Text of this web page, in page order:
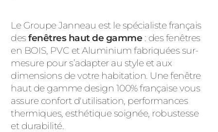
Le Groupe Janneau est le spécialiste français
desfenêtres haut de gamme : des fenêtres
en BOIS, PVC et Aluminium fabriquées sur-
mesure pour s’adapter au style et aux
dimensions de votre habitation. Une fenêtre
haut de gamme design 100% française vous
assure confort d'utilisation, performances
thermiques, esthétique soignée, robustesse
et durabilité.